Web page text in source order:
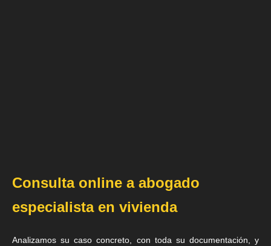
Consulta online a abogado
especialista en vivienda
Analizamos su caso concreto, con toda su documentación, y